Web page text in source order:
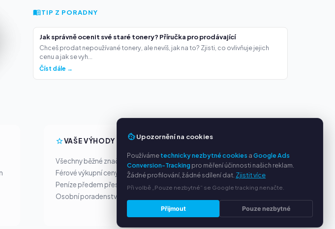
TIP Z PORADNY
Jak správně ocenit své staré tonery? Příručka pro prodávající
Chceš prodat nepoužívané tonery, ale nevíš, jak na to? Zjisti, co ovlivňuje jejich
cenu a jak se vyh...
Číst dále →
VAŠE VÝHODY
Všechny běžné značky
Férové výkupní ceny
Peníze předem přes PayPal
Osobní poradenství
SLUŽBY
Ochrana osobních údajů
Kontakt / Právní informace
Upozornění na cookies
Používámetechnicky nezbytné cookies aGoogle Ads
Conversion-Trackingpro měření účinnosti našich reklam.
Žádné profilování, žádné sdílení dat. Zjistit více
Při volbě „Pouze nezbytné“ se Google tracking nenačte.
Přijmout Pouze nezbytné